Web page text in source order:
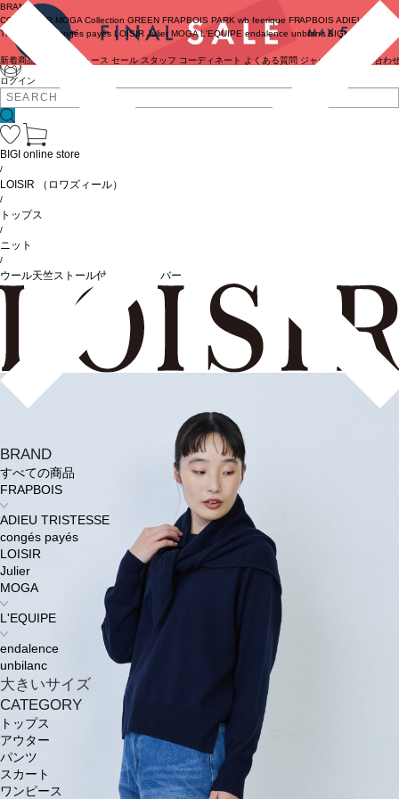
ログイン
BRAND
COUTURIER MOGA Collection GREEN FRAPBOIS PARK wb feerique FRAPBOIS ADIEU
TRISTESSE
congés payés LOISIR Julier MOGA L'EQUIPE endalence unbilanc BIGI online store
新着商品 ニュース セール スタッフ コーディネート よくある質問 ジャーナル お問い合わ
BRAND
すべての商品
FRAPBOIS
ADIEU TRISTESSE
congés payés
LOISIR
Julier
MOGA
L'EQUIPE
endalence
unbilanc
大きいサイズ
CATEGORY
トップス
アウター
パンツ
スカート
ワンピース
BIGI online store
/
LOISIR （ロワズィール）
/
トップス
/
ニット
/
ウール天竺ストール付きプルオーバー